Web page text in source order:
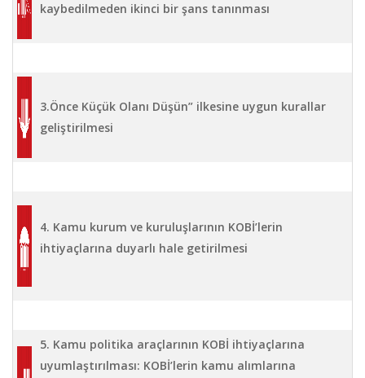
kaybedilmeden ikinci bir şans tanınması
3.Önce Küçük Olanı Düşün” ilkesine uygun kurallar
geliştirilmesi
4. Kamu kurum ve kuruluşlarının KOBİ’lerin
ihtiyaçlarına duyarlı hale getirilmesi
5. Kamu politika araçlarının KOBİ ihtiyaçlarına
uyumlaştırılması: KOBİ’lerin kamu alımlarına